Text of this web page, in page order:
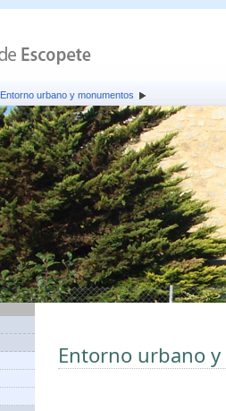
Entorno urbano y monumentos
Entorno urbano